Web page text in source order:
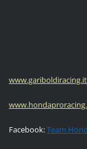
www.gariboldiracing.it
Facebook:Team